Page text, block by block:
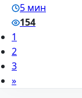
5 мин
154
1
2
3
»